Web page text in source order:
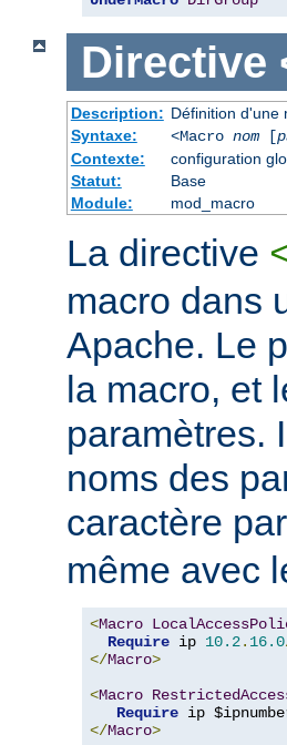
Directive
Description: Définition d'une
Syntaxe:
<Macro nom[
Contexte:
configuration
Statut:
Base
Module:
mod_macro
La directive
macro dans
Apache. Le
la macro, et
paramètres.
noms des
caractère
même avec
<Macro
Require ip 10.2. 16.0
</Macro>
<Macro
Require
</Macro>